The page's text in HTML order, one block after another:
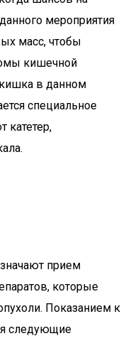
мероприятия
масс, чтобы
кишечной
в данном
специальное
катетер,
прием
которые
Показанием к
следующие